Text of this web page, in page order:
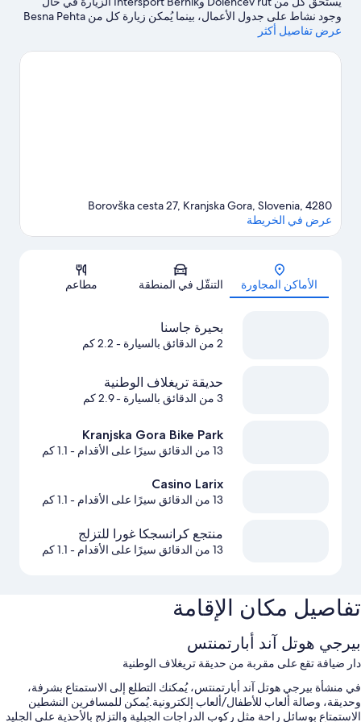
وجود نشاط على جدول الأعمال، بينما يُمكن زيارة كل من Besna Pehta
وPlanica Valley لمن يرغبون في زيارة معالم الجذب في المنطقة.هل
احظ بمشاهدة ما يُحدث في قلعة فينكنشتاين أو ملعب فيلاتش ألبين.لا
عرض تفاصيل أكثر
الخريطة
Borovška cesta 27, Kranjska Gora, Slovenia, 4280
عرض في الخريطة
الأماكن المجاورة التنقّل في المنطقة مطاعم
بحيرة جاسنا
2 من الدقائق بالسيارة - 2.2 كم
حديقة تريغلاف الوطنية
3 من الدقائق بالسيارة - 2.9 كم
Kranjska Gora Bike Park
13 من الدقائق سيرًا على الأقدام - 1.1 كم
Casino Larix
13 من الدقائق سيرًا على الأقدام - 1.1 كم
منتجع كرانسجكا غورا للتزلج
13 من الدقائق سيرًا على الأقدام - 1.1 كم
تفاصيل مكان الإقامة
بيرجي هوتل آند أبارتمنتس
دار ضيافة تقع على مقربة من حديقة تريغلاف الوطنية
في منشأة بيرجي هوتل آند أبارتمنتس، يُمكنك التطلع إلى الاستمتاع بشرفة،
وحديقة، وصالة ألعاب للأطفال/ألعاب إلكترونية.يُمكن للمسافرين النشطين
الاستمتاع بوسائل راحة مثل ركوب الدراجات الجبلية والتزلج بالأحذية على الجليد